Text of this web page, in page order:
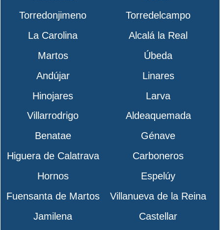
Torredonjimeno
Torredelcampo
La Carolina
Alcalá la Real
Martos
Úbeda
Andújar
Linares
Hinojares
Larva
Villarrodrigo
Aldeaquemada
Benatae
Génave
Higuera de Calatrava
Carboneros
Hornos
Espelúy
Fuensanta de Martos
Villanueva de la Reina
Jamilena
Castellar